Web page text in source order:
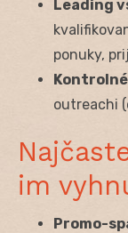
Leading
ponuky,
outreachi
im
Promo-